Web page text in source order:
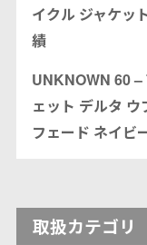
イクル ジャケッ
績
UNKNOWN 60
ェット デルタ ウ
フェード ネイビ
取扱カテゴリ